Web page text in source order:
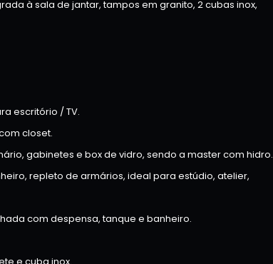
à sala de jantar, tampos em granito, 2 cubas inox,
escritório / TV.
closet.
gabinetes e box de vidro, sendo a master com hidro.
repleto de armários, ideal para estúdio, atelier,
com despensa, tanque e banheiro.